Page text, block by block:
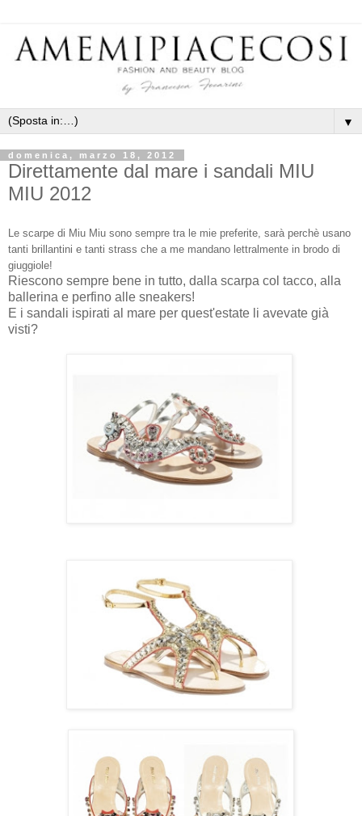
▼
domenica, marzo 18, 2012
Direttamente dal mare i sandali MIU
MIU 2012
Le scarpe di Miu Miu sono sempre tra le mie preferite, sarà perchè usano
tanti brillantini e tanti strass che a me mandano lettralmente in brodo di
giuggiole!
Riescono sempre bene in tutto, dalla scarpa col tacco, alla
ballerina e perfino alle sneakers!
E i sandali ispirati al mare per quest'estate li avevate già
visti?